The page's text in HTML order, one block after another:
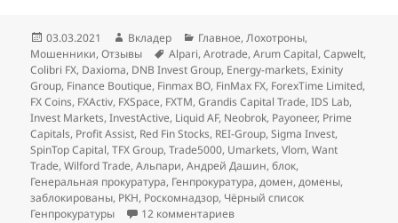
Опубликовано
03.03.2021 Автор
Вкладер Рубрики
Главное,Лохотроны,
Мошенники,Отзывы Метки
Alpari,Arotrade,Arum Capital,Capwelt,
Colibri FX, Daxioma, DNB Invest Group, Energy-markets, Exinity
Group, Finance Boutique, Finmax BO, FinMax FX, ForexTime Limited,
FX Coins, FXActiv, FXSpace, FXTM,Grandis Capital Trade,IDS Lab,
Invest Markets,InvestActive, Liquid AF, Neobrok, Payoneer, Prime
Capitals, Profit Assist, Red Fin Stocks, REI-Group,Sigma Invest,
SpinTop Capital,TFX Group,Trade5000, Umarkets,Vlom,Want
Trade,Wilford Trade,Альпари,Андрей Дашин,блок,
Генеральная прокуратура, Генпрокуратура,домен,домены,
заблокированы, РКН, Роскомнадзор, Чёрный список
Генпрокуратуры
12 комментариевк записи